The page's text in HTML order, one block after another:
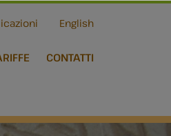
English
CONTATTI